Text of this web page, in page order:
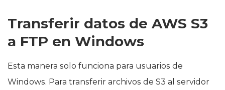
Transferir datos de AWS S3
a FTP en Windows
Esta manera solo funciona para usuarios de
Windows. Para transferir archivos de S3 al servidor